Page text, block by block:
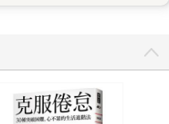
持如故，雖然出版頻率不
依舊維持寫作習慣，因為
種面向的題材來磨練我自